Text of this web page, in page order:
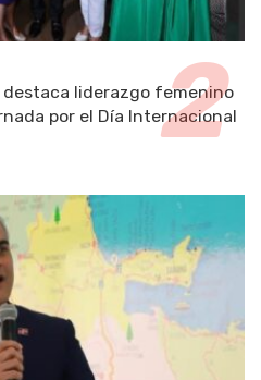
destaca liderazgo femenino
por el Día Internacional